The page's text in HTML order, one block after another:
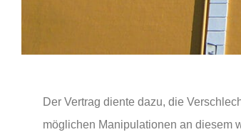
Der Vertrag diente dazu, die
möglichen Manipulationen an diesem